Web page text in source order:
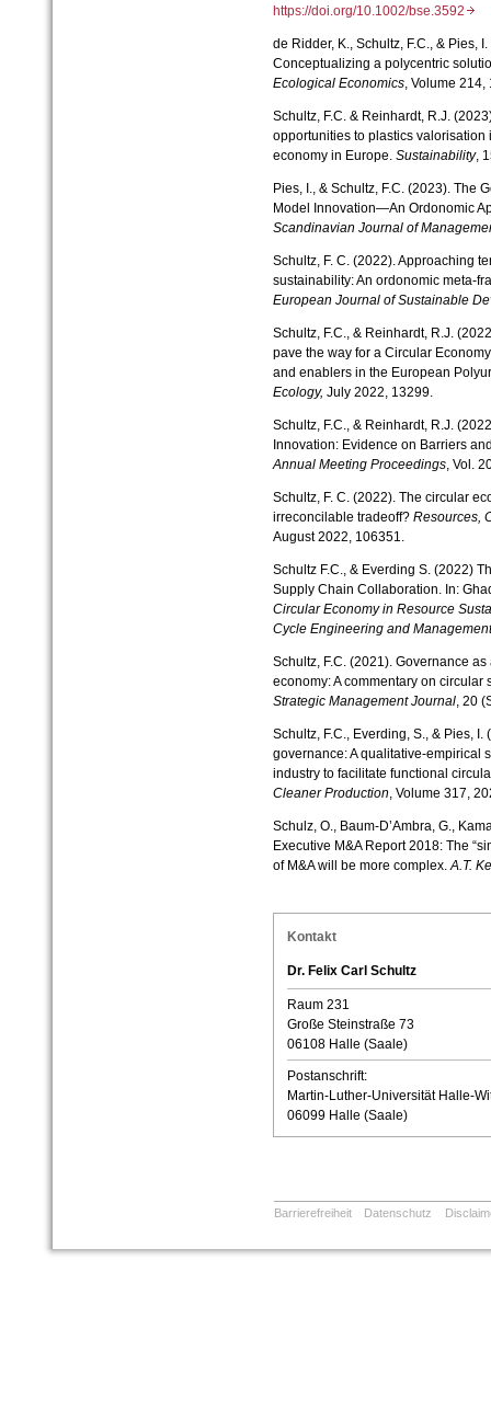
https://doi.org/10.1002/bse.3592
de Ridder, K., Schultz, F.C., & Pies,
Conceptualizing a polycentric
Ecological Economics, Volume 214,
Schultz, F.C. & Reinhardt, R.J.
opportunities to plastics valorisation
economy in Europe. Sustainability,
Pies, I., & Schultz, F.C. (2023). The
Model Innovation—An Ordonomic
Scandinavian Journal of
Schultz, F. C. (2022). Approaching
sustainability: An ordonomic meta-
European Journal of Sustainable
Schultz, F.C., & Reinhardt, R.J.
pave the way for a Circular
and enablers in the European
Ecology, July 2022, 13299.
Schultz, F.C., & Reinhardt, R.J.
Innovation: Evidence on Barriers
Annual Meeting Proceedings, Vol.
Schultz, F. C. (2022). The circular
irreconcilable tradeoff? Resources,
August 2022, 106351.
Schultz F.C., & Everding S. (2022)
Supply Chain Collaboration. In:
Circular Economy in Resource
Cycle Engineering and Management
Schultz, F.C. (2021). Governance
economy: A commentary on
Strategic Management Journal, 20
Schultz, F.C., Everding, S., & Pies,
governance: A qualitative-empirical
industry to facilitate functional
Cleaner Production, Volume 317,
Schulz, O., Baum-D’Ambra, G.,
Executive M&A Report 2018: The
of M&A will be more complex.A.T.
Kontakt
Dr. Felix Carl Schultz
Raum 231
Große Steinstraße 73
06108 Halle (Saale)
Postanschrift:
Martin-Luther-Universität Halle-
06099 Halle (Saale)
Barrierefreiheit Datenschutz